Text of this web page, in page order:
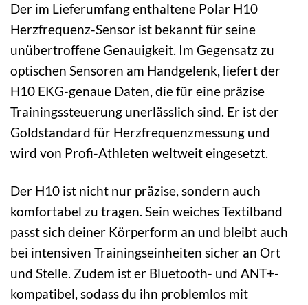
Der im Lieferumfang enthaltene Polar H10
Herzfrequenz-Sensor ist bekannt für seine
unübertroffene Genauigkeit. Im Gegensatz zu
optischen Sensoren am Handgelenk, liefert der
H10 EKG-genaue Daten, die für eine präzise
Trainingssteuerung unerlässlich sind. Er ist der
Goldstandard für Herzfrequenzmessung und
wird von Profi-Athleten weltweit eingesetzt.
Der H10 ist nicht nur präzise, sondern auch
komfortabel zu tragen. Sein weiches Textilband
passt sich deiner Körperform an und bleibt auch
bei intensiven Trainingseinheiten sicher an Ort
und Stelle. Zudem ist er Bluetooth- und ANT+-
kompatibel, sodass du ihn problemlos mit